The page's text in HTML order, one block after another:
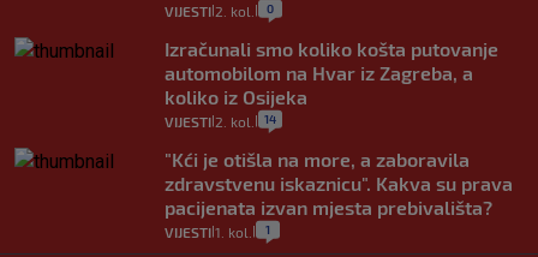
VIJESTI 2. kol. 0
Izračunali smo koliko košta putovanje
automobilom na Hvar iz Zagreba, a
koliko iz Osijeka
VIJESTI 2. kol. 14
"Kći je otišla na more, a zaboravila
zdravstvenu iskaznicu". Kakva su prava
pacijenata izvan mjesta prebivališta?
VIJESTI 1. kol. 1